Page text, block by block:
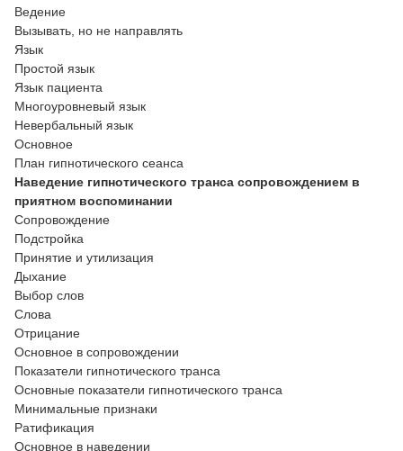
Ведение
Вызывать, но не направлять
Язык
Простой язык
Язык пациента
Многоуровневый язык
Невербальный язык
Основное
План гипнотического сеанса
Наведение гипнотического транса сопровождением в
приятном воспоминании
Сопровождение
Подстройка
Принятие и утилизация
Дыхание
Выбор слов
Слова
Отрицание
Основное в сопровождении
Показатели гипнотического транса
Основные показатели гипнотического транса
Минимальные признаки
Ратификация
Основное в наведении